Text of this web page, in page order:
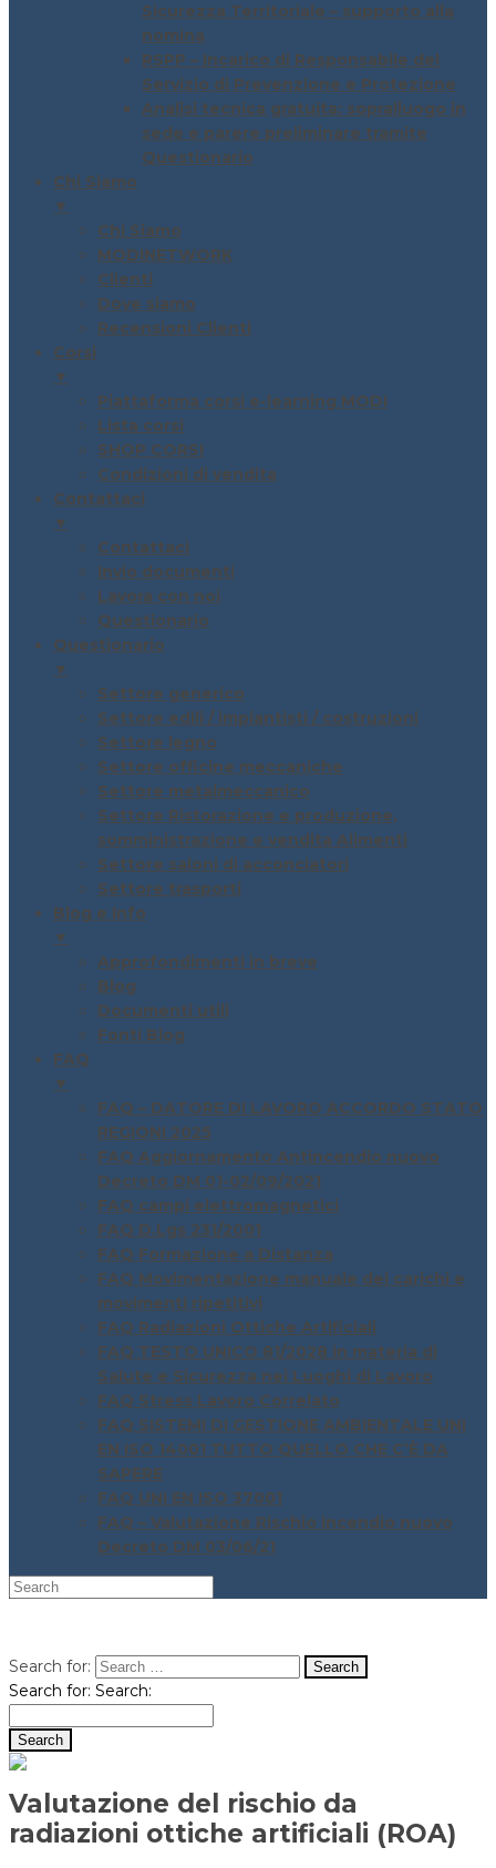
Sicurezza Territoriale – supporto alla
nomina
RSPP – Incarico di Responsabile del
Servizio di Prevenzione e Protezione
Analisi tecnica gratuita: sopralluogo in
sede e parere preliminare tramite
Questionario
Chi Siamo
▼
Chi Siamo
MODINETWORK
Clienti
Dove siamo
Recensioni Clienti
Corsi
▼
Piattaforma corsi e-learning MODI
Lista corsi
SHOP CORSI
Condizioni di vendita
Contattaci
▼
Contattaci
Invio documenti
Lavora con noi
Questionario
Questionario
▼
Settore generico
Settore edili / impiantisti / costruzioni
Settore legno
Settore officine meccaniche
Settore metalmeccanico
Settore Ristorazione e produzione,
somministrazione e vendita Alimenti
Settore saloni di acconciatori
Settore trasporti
Blog e Info
▼
Approfondimenti in breve
Blog
Documenti utili
Fonti Blog
FAQ
▼
FAQ – DATORE DI LAVORO ACCORDO STATO
REGIONI 2025
FAQ Aggiornamento Antincendio nuovo
Decreto DM 01-02/09/2021
FAQ campi elettromagnetici
FAQ D.Lgs 231/2001
FAQ Formazione a Distanza
FAQ Movimentazione manuale dei carichi e
movimenti ripetitivi
FAQ Radiazioni Ottiche Artificiali
FAQ TESTO UNICO 81/2028 in materia di
Salute e Sicurezza nei Luoghi di Lavoro
FAQ Stress Lavoro Correlato
FAQ SISTEMI DI GESTIONE AMBIENTALE UNI
EN ISO 14001 TUTTO QUELLO CHE C’È DA
SAPERE
FAQ UNI EN ISO 37001
FAQ – Valutazione Rischio incendio nuovo
Decreto DM 03/06/21
Search for:
Search for: Search:
Valutazione del rischio da
radiazioni ottiche artificiali (ROA)